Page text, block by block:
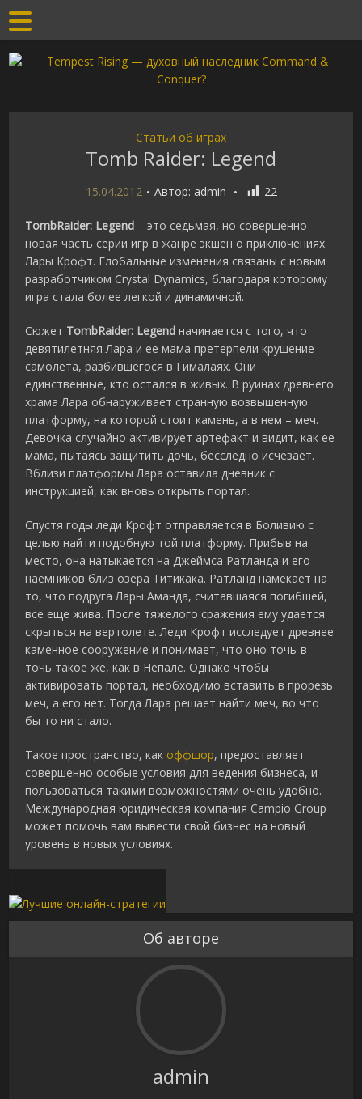
Статьи об играх
Tomb Raider: Legend
15.04.2012 Автор: admin 22
TombRaider: Legend – это седьмая, но совершенно
новая часть серии игр в жанре экшен о приключениях
Лары Крофт. Глобальные изменения связаны с новым
разработчиком Crystal Dynamics, благодаря которому
игра стала более легкой и динамичной.
Сюжет TombRaider: Legend начинается с того, что
девятилетняя Лара и ее мама претерпели крушение
самолета, разбившегося в Гималаях. Они
единственные, кто остался в живых. В руинах древнего
храма Лара обнаруживает странную возвышенную
платформу, на которой стоит камень, а в нем – меч.
Девочка случайно активирует артефакт и видит, как ее
мама, пытаясь защитить дочь, бесследно исчезает.
Вблизи платформы Лара оставила дневник с
инструкцией, как вновь открыть портал.
Спустя годы леди Крофт отправляется в Боливию с
целью найти подобную той платформу. Прибыв на
место, она натыкается на Джеймса Ратланда и его
наемников близ озера Титикака. Ратланд намекает на
то, что подруга Лары Аманда, считавшаяся погибшей,
все еще жива. После тяжелого сражения ему удается
скрыться на вертолете. Леди Крофт исследует древнее
каменное сооружение и понимает, что оно точь-в-
точь такое же, как в Непале. Однако чтобы
активировать портал, необходимо вставить в прорезь
меч, а его нет. Тогда Лара решает найти меч, во что
бы то ни стало.
Такое пространство, как оффшор, предоставляет
совершенно особые условия для ведения бизнеса, и
пользоваться такими возможностями очень удобно.
Международная юридическая компания Campio Group
может помочь вам вывести свой бизнес на новый
уровень в новых условиях.
Об авторе
admin